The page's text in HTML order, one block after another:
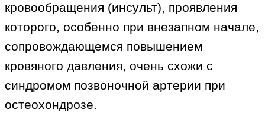
кровообращения (инсульт), проявления
которого, особенно при внезапном начале,
сопровождающемся повышением
кровяного давления, очень схожи с
синдромом позвоночной артерии при
остеохондрозе.